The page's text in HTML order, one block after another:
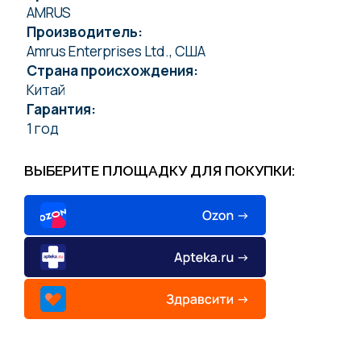
AMRUS
Производитель:
Amrus Enterprises Ltd., США
Страна происхождения:
Китай
Гарантия:
1 год
ВЫБЕРИТЕ ПЛОЩАДКУ ДЛЯ ПОКУПКИ: